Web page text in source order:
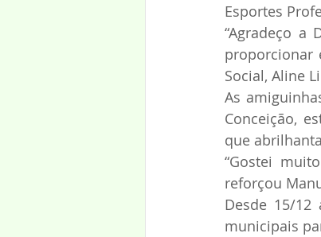
Esportes
“Agradeço a
proporcionar
Social, Aline
As
Conceição,
que
“Gostei
reforçou
Desde 15/
municipais